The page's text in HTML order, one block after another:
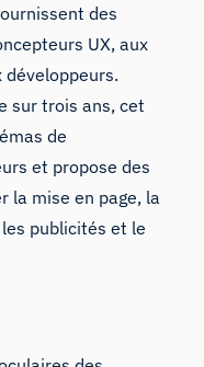
des
UX, aux
sur trois ans, cet
de
et propose des
la mise en page, la
publicités et le